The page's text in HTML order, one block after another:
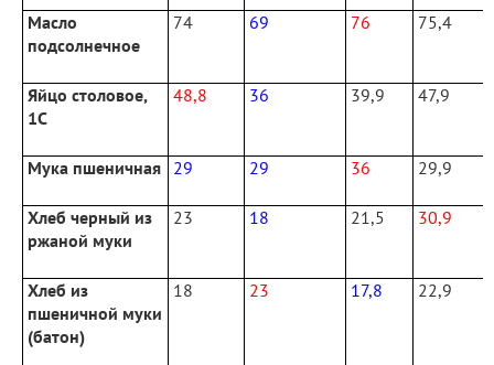
Масло
подсолнечное
74 69 76 75,4
Яйцо столовое,
1С
48,8 36 39,9 47,9
Мука пшеничная 29 29 36 29,9
Хлеб черный из
ржаной муки
23 18 21,5 30,9
Хлеб из
пшеничной муки
(батон)
18 23 17,8 22,9